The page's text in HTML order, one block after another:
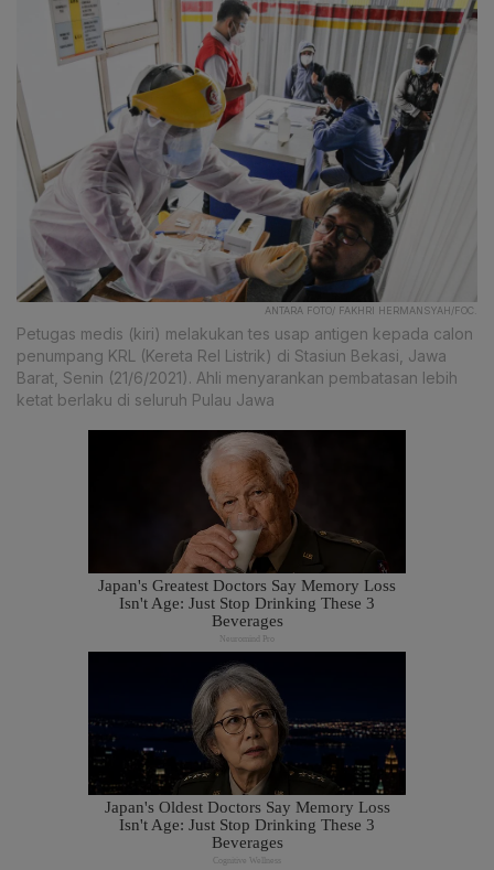
ANTARA FOTO/ FAKHRI HERMANSYAH/FOC.
Petugas medis (kiri) melakukan tes usap antigen kepada calon
penumpang KRL (Kereta Rel Listrik) di Stasiun Bekasi, Jawa
Barat, Senin (21/6/2021). Ahli menyarankan pembatasan lebih
ketat berlaku di seluruh Pulau Jawa